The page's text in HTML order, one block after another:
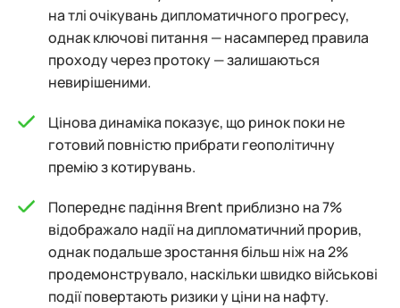
на тлі очікувань дипломатичного прогресу,
однак ключові питання — насамперед правила
проходу через протоку — залишаються
невирішеними.
Цінова динаміка показує, що ринок поки не
готовий повністю прибрати геополітичну
премію з котирувань.
Попереднє падіння Brent приблизно на 7%
відображало надії на дипломатичний прорив,
однак подальше зростання більш ніж на 2%
продемонструвало, наскільки швидко військові
події повертають ризики у ціни на нафту.